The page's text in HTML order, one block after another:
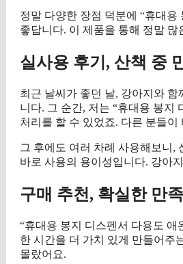
정말 다양한 장점 덕분에 “휴대
좋답니다. 이 제품을 통해 정말
실사용 후기, 산책 중
최근 날씨가 좋던 날, 강아지와
니다. 그 순간, 저는 “휴대용 봉지
처리를 할 수 있었죠. 다른 분들
그 후에도 여러 차례 사용해보니,
바로 사용의 용이성입니다. 강아
구매 추천, 확실한 만족
“휴대용 봉지 디스펜서 다용도
한 시간을 더 가치 있게 만들어주
몰랐어요.